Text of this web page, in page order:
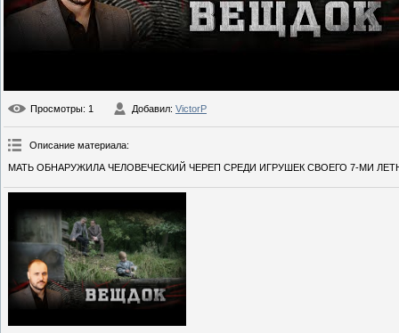
Просмотры: 1 Добавил: VictorP
Описание материала:
МАТЬ ОБНАРУЖИЛА ЧЕЛОВЕЧЕСКИЙ ЧЕРЕП СРЕДИ ИГРУШЕК СВОЕГО 7-МИ